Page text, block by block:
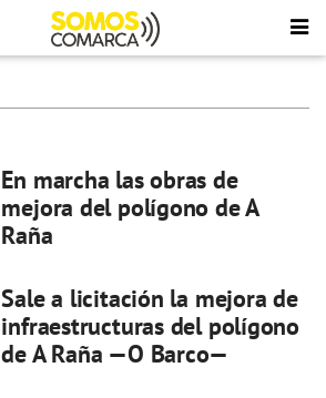
En marcha las obras de
mejora del polígono de A
Raña
Sale a licitación la mejora de
infraestructuras del polígono
de A Raña —O Barco—